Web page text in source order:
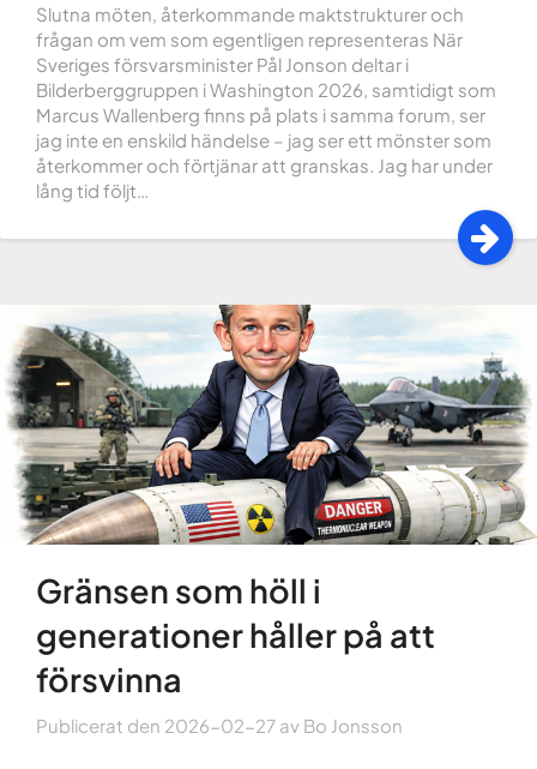
Slutna möten, återkommande maktstrukturer och
frågan om vem som egentligen representeras När
Sveriges försvarsminister Pål Jonson deltar i
Bilderberggruppen i Washington 2026, samtidigt som
Marcus Wallenberg finns på plats i samma forum, ser
jag inte en enskild händelse – jag ser ett mönster som
återkommer och förtjänar att granskas. Jag har under
lång tid följt…
Gränsen som höll i
generationer håller på att
försvinna
Publicerat den 2026-02-27 av Bo Jonsson